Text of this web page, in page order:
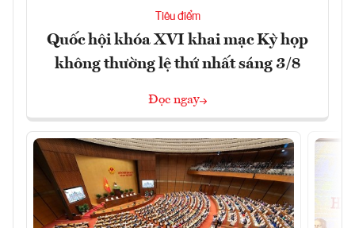
Tiêu điểm
Quốc hội khóa XVI khai mạc Kỳ họp
không thường lệ thứ nhất sáng 3/8
Đọc ngay